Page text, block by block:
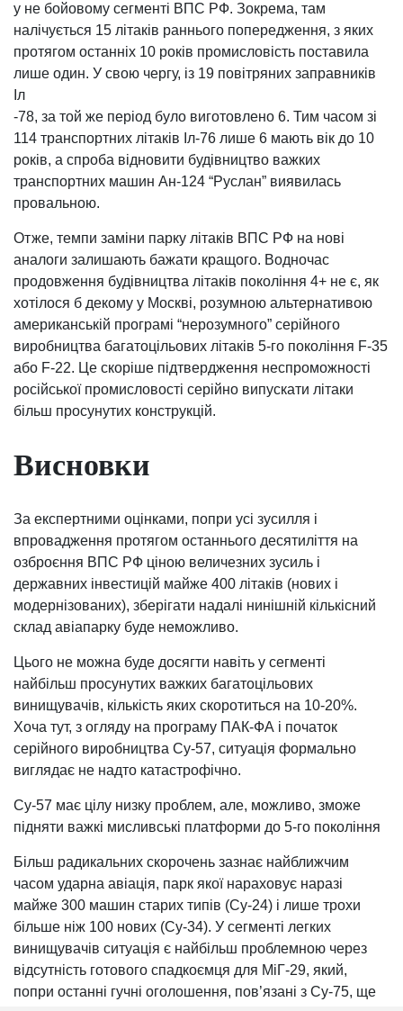
у не бойовому сегменті ВПС РФ. Зокрема, там
налічується 15 літаків раннього попередження, з яких
протягом останніх 10 років промисловість поставила
лише один. У свою чергу, із 19 повітряних заправників
Іл
-78, за той же період було виготовлено 6. Тим часом зі
114 транспортних літаків Іл-76 лише 6 мають вік до 10
років, а спроба відновити будівництво важких
транспортних машин Ан-124 “Руслан” виявилась
провальною.
Отже, темпи заміни парку літаків ВПС РФ на нові
аналоги залишають бажати кращого. Водночас
продовження будівництва літаків покоління 4+ не є, як
хотілося б декому у Москві, розумною альтернативою
американській програмі “нерозумного” серійного
виробництва багатоцільових літаків 5-го покоління F-35
або F-22. Це скоріше підтвердження неспроможності
російської промисловості серійно випускати літаки
більш просунутих конструкцій.
Висновки
За експертними оцінками, попри усі зусилля і
впровадження протягом останнього десятиліття на
озброєння ВПС РФ ціною величезних зусиль і
державних інвестицій майже 400 літаків (нових і
модернізованих), зберігати надалі нинішній кількісний
склад авіапарку буде неможливо.
Цього не можна буде досягти навіть у сегменті
найбільш просунутих важких багатоцільових
винищувачів, кількість яких скоротиться на 10-20%.
Хоча тут, з огляду на програму ПАК-ФА і початок
серійного виробництва Су-57, ситуація формально
виглядає не надто катастрофічно.
Су-57 має цілу низку проблем, але, можливо, зможе
підняти важкі мисливські платформи до 5-го покоління
Більш радикальних скорочень зазнає найближчим
часом ударна авіація, парк якої нараховує наразі
майже 300 машин старих типів (Су-24) і лише трохи
більше ніж 100 нових (Су-34). У сегменті легких
винищувачів ситуація є найбільш проблемною через
відсутність готового спадкоємця для МіГ-29, який,
попри останні гучні оголошення, пов’язані з Су-75, ще